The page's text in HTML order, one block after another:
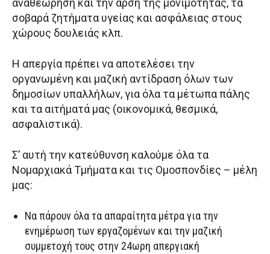
αναθεώρηση και την άρση της μονιμότητας, τα
σοβαρά ζητήματα υγείας και ασφάλειας στους
χώρους δουλειάς κλπ.
Η απεργία πρέπει να αποτελέσει την
οργανωμένη και μαζική αντίδραση όλων των
δημοσίων υπαλλήλων, για όλα τα μέτωπα πάλης
και τα αιτήματά μας (οικονομικά, θεσμικά,
ασφαλιστικά).
Σ’ αυτή την κατεύθυνση καλούμε όλα τα
Νομαρχιακά Τμήματα και τις Ομοσπονδίες – μέλη
μας:
Να πάρουν όλα τα απαραίτητα μέτρα για την
ενημέρωση των εργαζομένων και την μαζική
συμμετοχή τους στην 24ωρη απεργιακή